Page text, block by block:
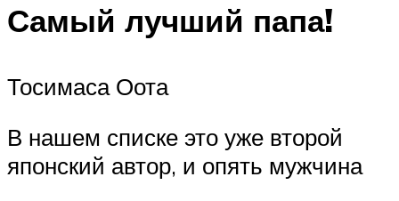
Самый лучший папа!
Тосимаса Оота
В нашем списке это уже второй
японский автор, и опять мужчина